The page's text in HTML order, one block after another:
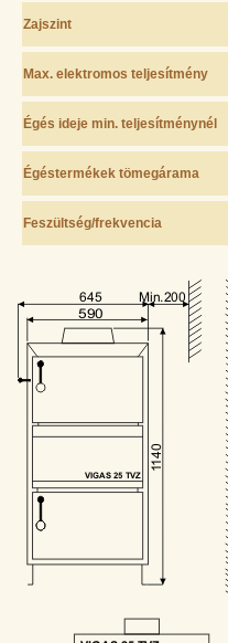
Zajszint
Max. elektromos teljesítmény
Égés ideje min. teljesítménynél
Égéstermékek tömegárama
Feszültség/frekvencia